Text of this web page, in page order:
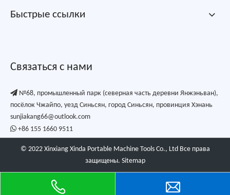
Быстрые ссылки
Связаться с нами
 №68, промышленный парк (северная часть деревни Янжэньван),
посёлок Чжайпо, уезд Синьсян, город Синьсян, провинция Хэнань
sunjiakang66@outlook.com
 +86 155 1660 9511
© 2022 Xinxiang Xinda Portable Machine Tools Co., Ltd Все права
защищены. Sitemap